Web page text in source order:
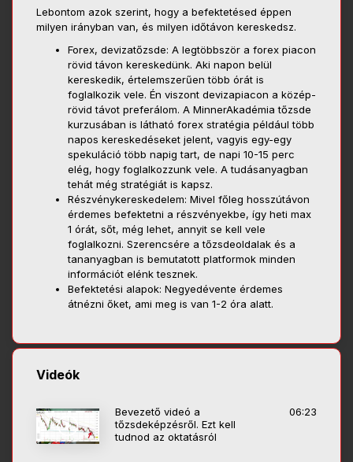
Lebontom azok szerint, hogy a befektetésed éppen
milyen irányban van, és milyen időtávon kereskedsz.
Forex, devizatőzsde: A legtöbbször a forex piacon
rövid távon kereskedünk. Aki napon belül
kereskedik, értelemszerűen több órát is
foglalkozik vele. Én viszont devizapiacon a közép-
rövid távot preferálom. A MinnerAkadémia tőzsde
kurzusában is látható forex stratégia például több
napos kereskedéseket jelent, vagyis egy-egy
spekuláció több napig tart, de napi 10-15 perc
elég, hogy foglalkozzunk vele. A tudásanyagban
tehát még stratégiát is kapsz.
Részvénykereskedelem: Mivel főleg hosszútávon
érdemes befektetni a részvényekbe, így heti max
1 órát, sőt, még lehet, annyit se kell vele
foglalkozni. Szerencsére a tőzsdeoldalak és a
tananyagban is bemutatott platformok minden
információt elénk tesznek.
Befektetési alapok: Negyedévente érdemes
átnézni őket, ami meg is van 1-2 óra alatt.
Videók
Bevezető videó a
tőzsdeképzésről. Ezt kell
tudnod az oktatásról
06:23